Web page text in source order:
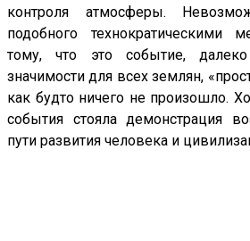
контроля атмосферы.
подобного технократическими
тому, что это событие,
значимости для всех землян,
как будто ничего не произошло.
события стояла демонстрация
пути развития человека и